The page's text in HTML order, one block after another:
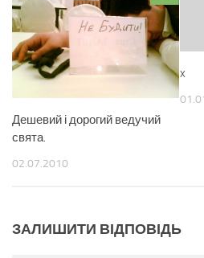
Дешевий і дорогий ведучий
свята.
02.07.2010
x
ЗАЛИШИТИ ВІДПОВІДЬ